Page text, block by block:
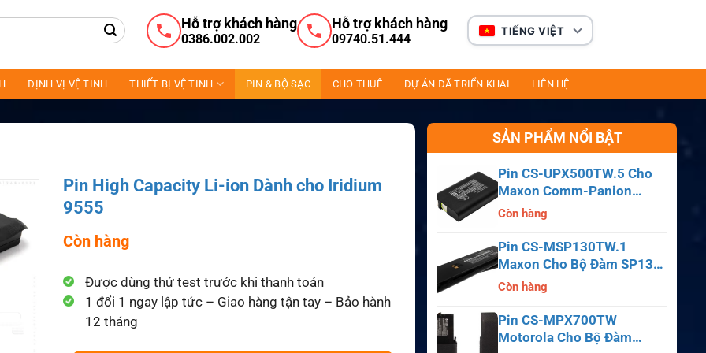
Hỗ trợ khách hàng
0386.002.002
Hỗ trợ khách hàng
09740.51.444
TIẾNG VIỆT
ĐỊNH VỊ VỆ TINH THIẾT BỊ VỆ TINH PIN & BỘ SẠC CHO THUÊ DỰ ÁN ĐÃ TRIỂN KHAI LIÊN HỆ
Pin High Capacity Li-ion Dành cho Iridium
9555
Còn hàng
Được dùng thử test trước khi thanh toán
1 đổi 1 ngay lập tức – Giao hàng tận tay – Bảo hành
12 tháng
SẢN PHẨM NỔI BẬT
Pin CS-UPX500TW.5 Cho
Maxon Comm-Panion
CP0150, CP0511, CP0515
Còn hàng
Pin CS-MSP130TW.1
Maxon Cho Bộ Đàm SP130,
SP140, SP150, SL55
Còn hàng
Pin CS-MPX700TW
Motorola Cho Bộ Đàm